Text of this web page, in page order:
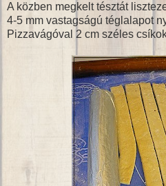
A közben megkelt tésztát
4-5 mm vastagságú téglalapot
Pizzavágóval 2 cm széles